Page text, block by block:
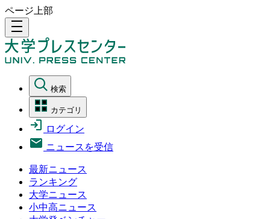
ページ上部
density_medium
検索
カテゴリ
ログイン
ニュースを受信
最新ニュース
ランキング
大学ニュース
小中高ニュース